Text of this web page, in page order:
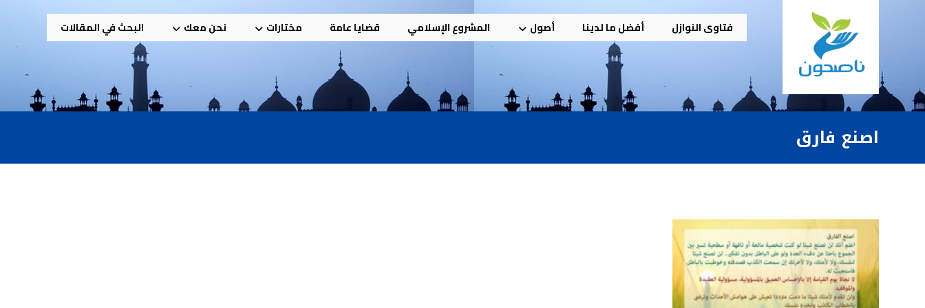
فتاوى النوازل أفضل ما لدينا أصول المشروع الإسلامي قضايا عامة مختارات نحن معك البحث في المقالات
اصنع فارق